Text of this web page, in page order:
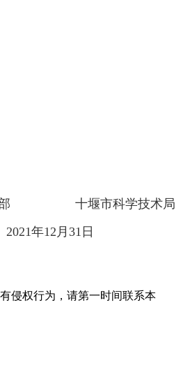
织部 十堰市科学技术局
2021年12月31日
侵权行为，请第一时间联系本